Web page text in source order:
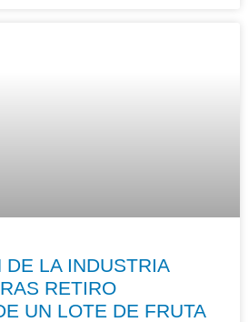
DE LA INDUSTRIA
RETIRO
UN LOTE DE FRUTA